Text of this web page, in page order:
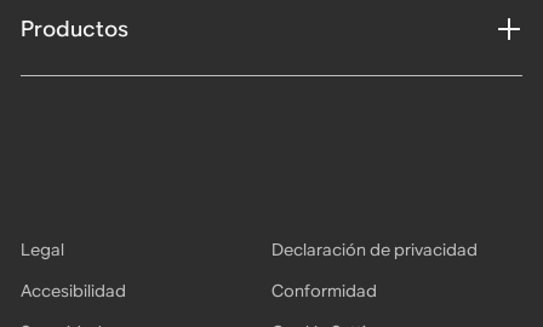
Productos
Legal
Declaración de privacidad
Accesibilidad
Conformidad